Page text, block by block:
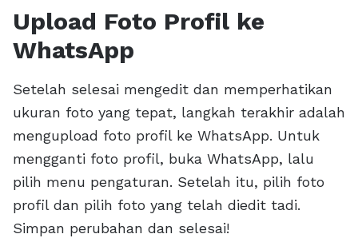
Upload Foto Profil ke
WhatsApp
Setelah selesai mengedit dan memperhatikan
ukuran foto yang tepat, langkah terakhir adalah
mengupload foto profil ke WhatsApp. Untuk
mengganti foto profil, buka WhatsApp, lalu
pilih menu pengaturan. Setelah itu, pilih foto
profil dan pilih foto yang telah diedit tadi.
Simpan perubahan dan selesai!